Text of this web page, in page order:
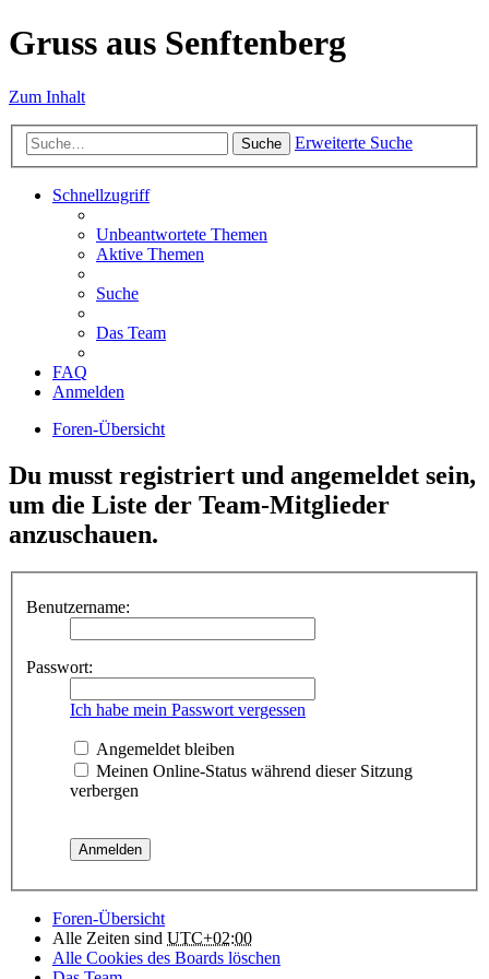
Gruss aus Senftenberg
Zum Inhalt
Suche Erweiterte Suche
Schnellzugriff
Unbeantwortete Themen
Aktive Themen
Suche
Das Team
FAQ
Anmelden
Foren-Übersicht
Du musst registriert und angemeldet sein,
um die Liste der Team-Mitglieder
anzuschauen.
Benutzername:
Passwort:
Ich habe mein Passwort vergessen
Angemeldet bleiben
Meinen Online-Status während dieser Sitzung
verbergen
Foren-Übersicht
Alle Zeiten sind UTC+02:00
Alle Cookies des Boards löschen